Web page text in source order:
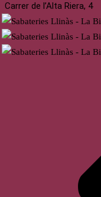
Carrer de l’Alta Riera, 4